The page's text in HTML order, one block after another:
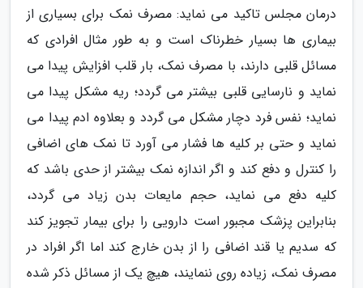
درمان مجلس تاکید می نماید: مصرف نمک برای بسیاری از
بیماری ها بسیار خطرناک است و به طور مثال افرادی که
مسائل قلبی دارند، با مصرف نمک، بار قلب افزایش پیدا می
نماید و نارسایی قلبی بیشتر می گردد؛ ریه مشکل پیدا می
نماید؛ نفس فرد دچار مشکل می گردد و بعلاوه ادم پیدا می
نماید و حتی بر کلیه ها فشار می آورد تا نمک های اضافی
را کنترل و دفع کند و اگر اندازه نمک بیشتر از حدی باشد که
کلیه دفع می نماید، حجم مایعات بدن زیاد می گردد،
بنابراین پزشک مجبور است دارویی را برای بیمار تجویز کند
که سدیم یا قند اضافی را از بدن خارج کند اما اگر افراد در
مصرف نمک، زیاده روی ننمایند، هیچ یک از مسائل ذکر شده